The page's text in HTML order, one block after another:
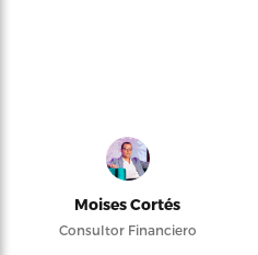
Moises Cortés
Consultor Financiero